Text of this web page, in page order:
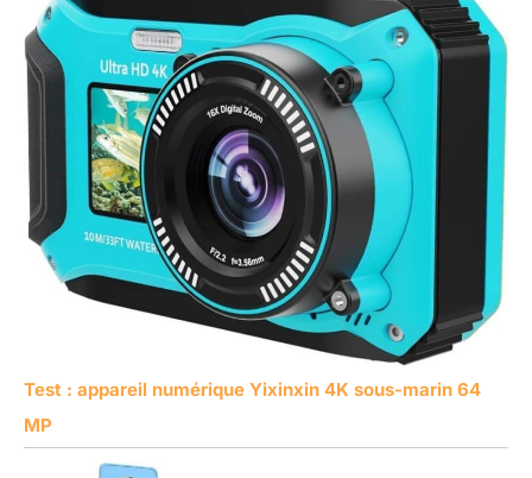
Test : appareil numérique Yixinxin 4K sous-marin 64
MP